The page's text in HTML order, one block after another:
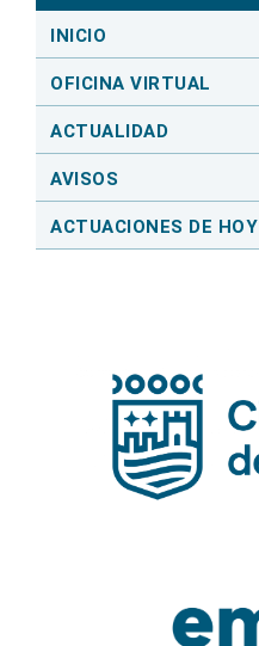
INICIO
OFICINA VIRTUAL
ACTUALIDAD
AVISOS
ACTUACIONES DE HOY